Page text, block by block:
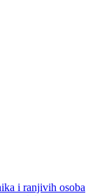
i ranjivih osoba